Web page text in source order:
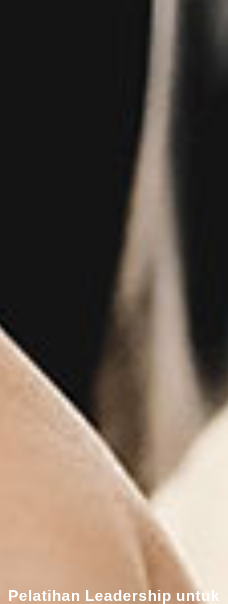
Pelatihan Leadership untuk